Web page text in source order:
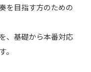
を目指す方のための
、基礎から本番対応
。